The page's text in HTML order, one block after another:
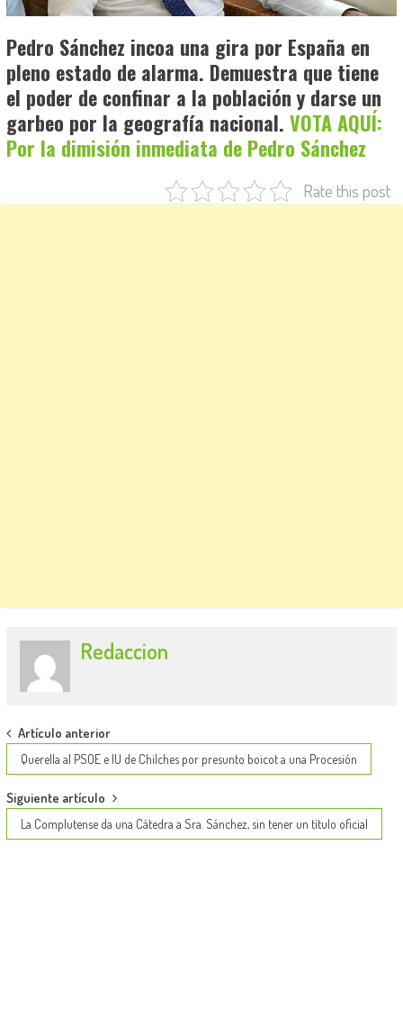
Pedro Sánchez incoa una gira por España en
pleno estado de alarma. Demuestra que tiene
el poder de confinar a la población y darse un
garbeo por la geografía nacional. VOTA AQUÍ:
Por la dimisión inmediata de Pedro Sánchez
Rate this post
Redaccion
Post
navigation
Artículo anterior
Querella al PSOE e IU de Chilches por presunto boicot a una Procesión
Siguiente artículo
La Complutense da una Cátedra a Sra. Sánchez, sin tener un título oficial